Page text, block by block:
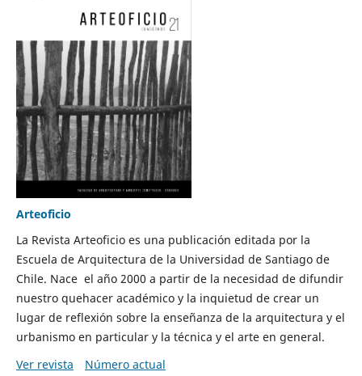
Arteoficio
La Revista Arteoficio es una publicación editada por la
Escuela de Arquitectura de la Universidad de Santiago de
Chile. Nace el año 2000 a partir de la necesidad de difundir
nuestro quehacer académico y la inquietud de crear un
lugar de reflexión sobre la enseñanza de la arquitectura y el
urbanismo en particular y la técnica y el arte en general.
Ver revista
Número actual